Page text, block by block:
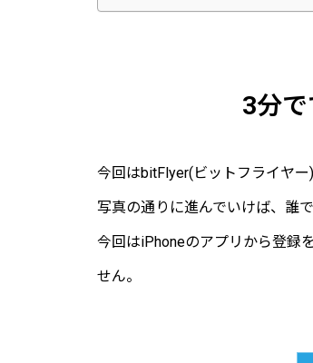
3分
今回はbitFlyer(ビットフライヤー
写真の通りに進んでいけば、誰
今回はiPhoneのアプリから登録
せん。